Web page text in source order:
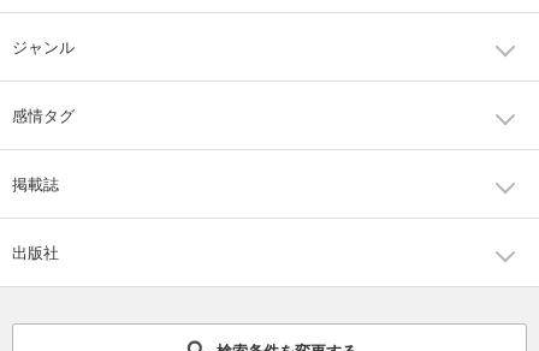
ジャンル
感情タグ
掲載誌
出版社